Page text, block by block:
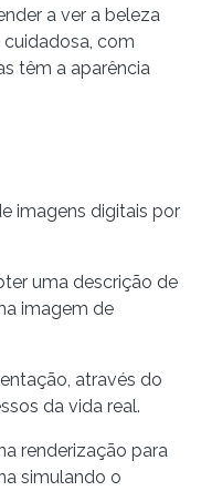
a ver a beleza
com
têm a aparência
imagens digitais por
uma descrição de
imagem de
através do
da vida real.
renderização para
simulando o